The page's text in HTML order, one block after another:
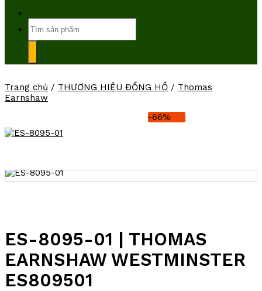
kiếm:
Trang chủ / THƯƠNG HIỆU ĐỒNG HỒ / Thomas
Earnshaw
-66%
ES-8095-01 | THOMAS
EARNSHAW WESTMINSTER
ES809501